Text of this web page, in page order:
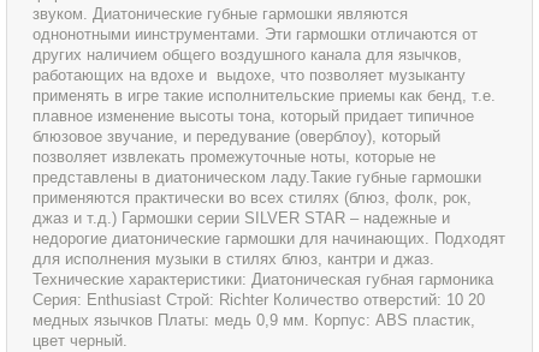
звуком. Диатонические губные гармошки являются
однонотными иинструментами. Эти гармошки отличаются от
других наличием общего воздушного канала для язычков,
работающих на вдохе и выдохе, что позволяет музыканту
применять в игре такие исполнительские приемы как бенд, т.е.
плавное изменение высоты тона, который придает типичное
блюзовое звучание, и передувание (оверблоу), который
позволяет извлекать промежуточные ноты, которые не
представлены в диатоническом ладу.Такие губные гармошки
применяются практически во всех стилях (блюз, фолк, рок,
джаз и т.д.) Гармошки серии SILVER STAR – надежные и
недорогие диатонические гармошки для начинающих. Подходят
для исполнения музыки в стилях блюз, кантри и джаз.
Технические характеристики: Диатоническая губная гармоника
Серия: Enthusiast Строй: Richter Количество отверстий: 10 20
медных язычков Платы: медь 0,9 мм. Корпус: ABS пластик,
цвет черный.